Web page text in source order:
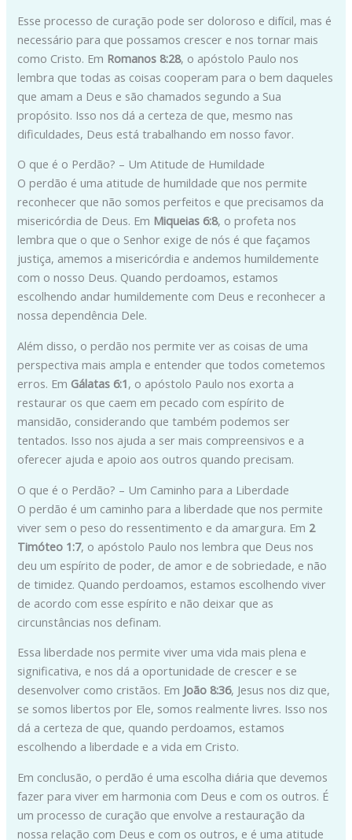
Esse processo de curação pode ser doloroso e difícil, mas é
necessário para que possamos crescer e nos tornar mais
como Cristo. Em Romanos 8:28, o apóstolo Paulo nos
lembra que todas as coisas cooperam para o bem daqueles
que amam a Deus e são chamados segundo a Sua
propósito. Isso nos dá a certeza de que, mesmo nas
dificuldades, Deus está trabalhando em nosso favor.
O que é o Perdão? – Um Atitude de Humildade
O perdão é uma atitude de humildade que nos permite
reconhecer que não somos perfeitos e que precisamos da
misericórdia de Deus. Em Miqueias 6:8, o profeta nos
lembra que o que o Senhor exige de nós é que façamos
justiça, amemos a misericórdia e andemos humildemente
com o nosso Deus. Quando perdoamos, estamos
escolhendo andar humildemente com Deus e reconhecer a
nossa dependência Dele.
Além disso, o perdão nos permite ver as coisas de uma
perspectiva mais ampla e entender que todos cometemos
erros. Em Gálatas 6:1, o apóstolo Paulo nos exorta a
restaurar os que caem em pecado com espírito de
mansidão, considerando que também podemos ser
tentados. Isso nos ajuda a ser mais compreensivos e a
oferecer ajuda e apoio aos outros quando precisam.
O que é o Perdão? – Um Caminho para a Liberdade
O perdão é um caminho para a liberdade que nos permite
viver sem o peso do ressentimento e da amargura. Em 2
Timóteo 1:7, o apóstolo Paulo nos lembra que Deus nos
deu um espírito de poder, de amor e de sobriedade, e não
de timidez. Quando perdoamos, estamos escolhendo viver
de acordo com esse espírito e não deixar que as
circunstâncias nos definam.
Essa liberdade nos permite viver uma vida mais plena e
significativa, e nos dá a oportunidade de crescer e se
desenvolver como cristãos. Em João 8:36, Jesus nos diz que,
se somos libertos por Ele, somos realmente livres. Isso nos
dá a certeza de que, quando perdoamos, estamos
escolhendo a liberdade e a vida em Cristo.
Em conclusão, o perdão é uma escolha diária que devemos
fazer para viver em harmonia com Deus e com os outros. É
um processo de curação que envolve a restauração da
nossa relação com Deus e com os outros, e é uma atitude